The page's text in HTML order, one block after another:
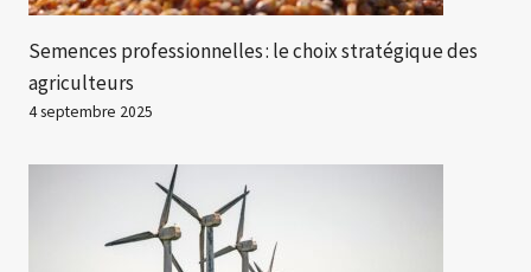
Semences professionnelles : le choix stratégique des
agriculteurs
4 septembre 2025